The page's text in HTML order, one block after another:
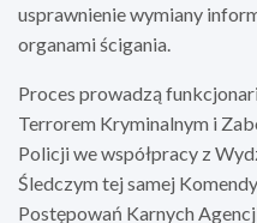
usprawnienie wymiany
organami ścigania.
Proces prowadzą
Terrorem Kryminalnym i
Policji we współpracy z
Śledczym tej samej
Postępowań Karnych